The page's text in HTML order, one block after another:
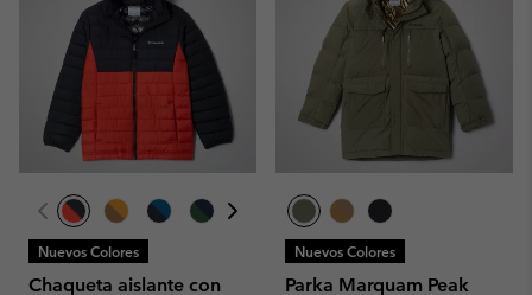
Nuevos Colores
Chaqueta aislante con
Nuevos Colores
Parka Marquam Peak